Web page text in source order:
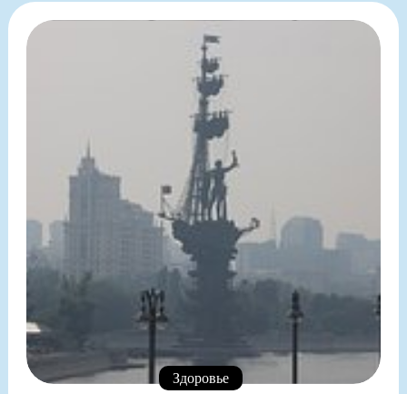
Здоровье